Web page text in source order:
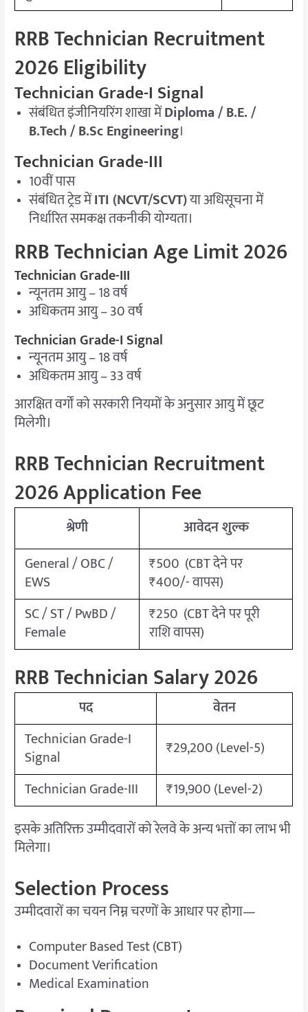
RRB Technician Recruitment
2026 Eligibility
Technician Grade-I Signal
संबंधित इंजीनियरिंग शाखा मेंDiploma / B.E. /
B.Tech / B.Sc Engineering।
Technician Grade-III
10वीं पास
संबंधित ट्रेड मेंITI (NCVT/SCVT)या अधिसूचना में
निर्धारित समकक्ष तकनीकी योग्यता।
RRB Technician Age Limit 2026
Technician Grade-III
न्यूनतम आयु – 18 वर्ष
अधिकतम आयु – 30 वर्ष
Technician Grade-I Signal
न्यूनतम आयु – 18 वर्ष
अधिकतम आयु – 33 वर्ष
आरक्षित वर्गों को सरकारी नियमों के अनुसार आयु में छूट
मिलेगी।
RRB Technician Recruitment
2026 Application Fee
श्रेणी
आवेदन शुल्क
General / OBC /
EWS
₹500 (CBT देने पर
₹400/- वापस)
SC / ST / PwBD /
Female
₹250 (CBT देने पर पूरी
राशि वापस)
RRB Technician Salary 2026
पद
वेतन
Technician Grade-I
Signal
₹29,200 (Level-5)
Technician Grade-III
₹19,900 (Level-2)
इसके अतिरिक्त उम्मीदवारों को रेलवे के अन्य भत्तों का लाभ भी
मिलेगा।
Selection Process
उम्मीदवारों का चयन निम्न चरणों के आधार पर होगा—
Computer Based Test (CBT)
Document Verification
Medical Examination